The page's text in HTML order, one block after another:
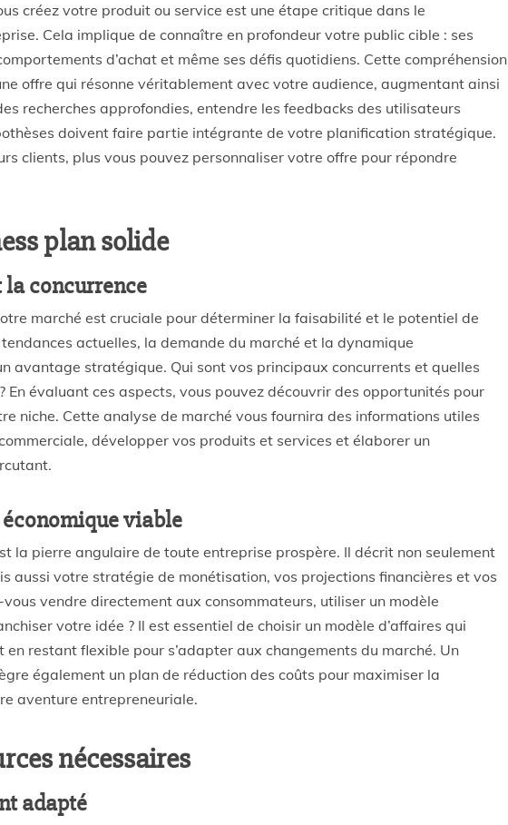
créez votre produit ou service est une étape critique dans le
Cela implique de connaître en profondeur votre public cible : ses
d’achat et même ses défis quotidiens. Cette compréhension
offre qui résonne véritablement avec votre audience, augmentant ainsi
recherches approfondies, entendre les feedbacks des utilisateurs
doivent faire partie intégrante de votre planification stratégique.
clients, plus vous pouvez personnaliser votre offre pour répondre
plan solide
concurrence
marché est cruciale pour déterminer la faisabilité et le potentiel de
actuelles, la demande du marché et la dynamique
avantage stratégique. Qui sont vos principaux concurrents et quelles
En évaluant ces aspects, vous pouvez découvrir des opportunités pour
niche. Cette analyse de marché vous fournira des informations utiles
développer vos produits et services et élaborer un
viable
la pierre angulaire de toute entreprise prospère. Il décrit non seulement
aussi votre stratégie de monétisation, vos projections financières et vos
vendre directement aux consommateurs, utiliser un modèle
votre idée ? Il est essentiel de choisir un modèle d’affaires qui
restant flexible pour s’adapter aux changements du marché. Un
également un plan de réduction des coûts pour maximiser la
aventure entrepreneuriale.
nécessaires
adapté